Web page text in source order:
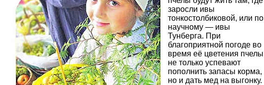
заросли ивы
тонкостолбиковой, или по
научному — ивы
Тунберга. При
благоприятной погоде во
время её цветения пчелы
не только успевают
пополнить запасы корма,
но и дать мед на выгонку.